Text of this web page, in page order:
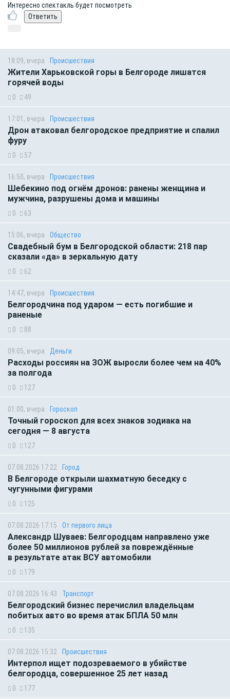
Интересно спектакль будет посмотреть
18:09, вчера Происшествия
Жители Харьковской горы в Белгороде лишатся
горячей воды
0 49
17:01, вчера Происшествия
Дрон атаковал белгородское предприятие и спалил
фуру
0 57
16:50, вчера Происшествия
Шебекино под огнём дронов: ранены женщина и
мужчина, разрушены дома и машины
0 63
15:06, вчера Общество
Свадебный бум в Белгородской области: 218 пар
сказали «да» в зеркальную дату
0 62
14:47, вчера Происшествия
Белгородчина под ударом — есть погибшие и
раненые
0 88
09:05, вчера Деньги
Расходы россиян на ЗОЖ выросли более чем на 40%
за полгода
0 127
01:00, вчера Гороскоп
Точный гороскоп для всех знаков зодиака на
сегодня — 8 августа
0 127
07.08.2026 17:22 Город
В Белгороде открыли шахматную беседку с
чугунными фигурами
0 125
07.08.2026 17:15 От первого лица
Александр Шуваев: Белгородцам направлено уже
более 50 миллионов рублей за повреждённые
в результате атак ВСУ автомобили
0 179
07.08.2026 16:43 Транспорт
Белгородский бизнес перечислил владельцам
побитых авто во время атак БПЛА 50 млн
0 135
07.08.2026 15:32 Происшествия
Интерпол ищет подозреваемого в убийстве
белгородца, совершенное 25 лет назад
0 177